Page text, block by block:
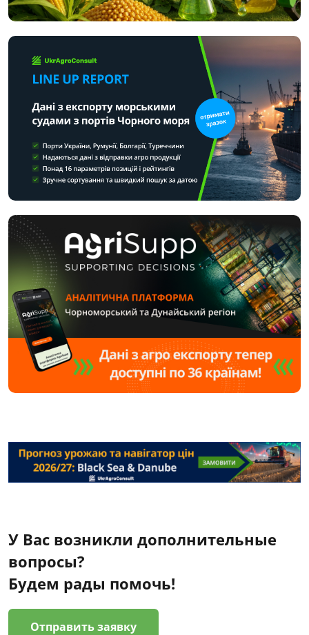
У Вас возникли дополнительные
вопросы?
Будем рады помочь!
Отправить заявку